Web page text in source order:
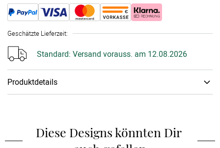
Geschätzte Lieferzeit:
Standard: Versand vorauss. am 12.08.2026
Produktdetails
personalisierbar mit Deinem Text und/ oder Foto. Die
Weinflasche ist nicht im Lieferumfang enthalten. Tipp: Falls Du
die Aufkleber nach der Feier wieder von Deinen Flaschen
Diese Designs könnten Dir